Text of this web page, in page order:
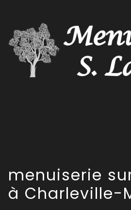
menuiserie
à Charleville-